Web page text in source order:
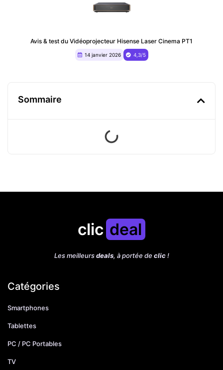
Avis & test du ‎Vidéoprojecteur Hisense Laser Cinema PT1
14 janvier 2026 4,3/5
Sommaire
clic deal
Les meilleursdeals, à portée de clic!
Catégories
Smartphones
Tablettes
PC / PC Portables
TV